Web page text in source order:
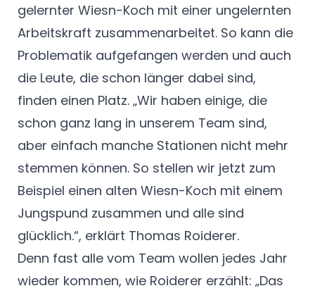
gelernter Wiesn-Koch mit einer ungelernten
Arbeitskraft zusammenarbeitet. So kann die
Problematik aufgefangen werden und auch
die Leute, die schon länger dabei sind,
finden einen Platz. „Wir haben einige, die
schon ganz lang in unserem Team sind,
aber einfach manche Stationen nicht mehr
stemmen können. So stellen wir jetzt zum
Beispiel einen alten Wiesn-Koch mit einem
Jungspund zusammen und alle sind
glücklich.“, erklärt Thomas Roiderer.
Denn fast alle vom Team wollen jedes Jahr
wieder kommen, wie Roiderer erzählt: „Das